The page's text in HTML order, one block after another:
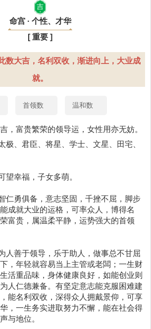
吉
命宫 · 个性、才华
[ 重要 ]
数大吉，名利双收，渐进向上，大业成
就。
首领数 温和数
，富贵繁荣的领导运，女性用亦无妨。
极、君臣、将星、学士、文星、田宅、
望幸福，子女多萌。
仁勇俱备，意志坚固，千挫不屈，脚步
成就大业的运格，可率众人，博得名
富贵，属温柔平静，运势强大的首领
人善于领导，乐于助人，做事总不甘屈
，年轻就容易当上主管或老闆；一生财
活重品味，身体健康良好，如能创业则
人仁德兼备。有坚定意志能克服困难建
能名利双收，深得众人拥戴景仰，可享
，一生务实进取努力不懈，能在社会得
与地位。